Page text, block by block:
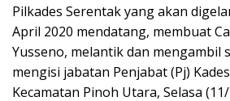
Pilkades Serentak yang akan
April 2020 mendatang, membuat
Yusseno, melantik dan mengambil
mengisi jabatan Penjabat (Pj)
Kecamatan Pinoh Utara, Selasa